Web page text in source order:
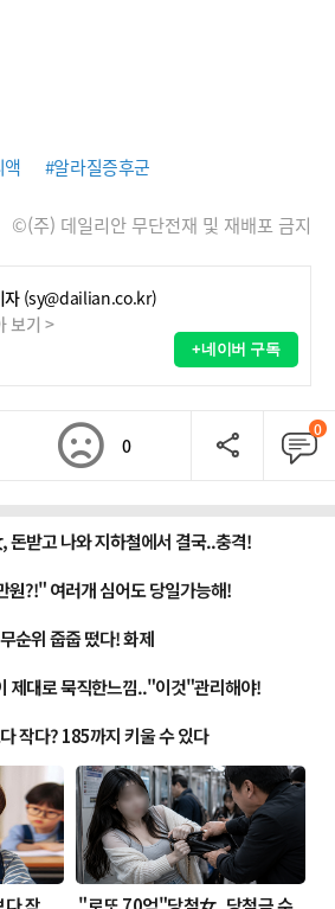
#알라질증후군
©(주) 데일리안 무단전재 및 재배포 금지
자 (sy@dailian.co.kr)
보기 >
+네이버 구독
0
0